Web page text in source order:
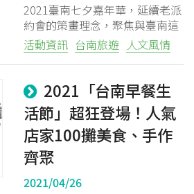
2021臺南七夕嘉年華，延續老派
約會的策畫理念，聚焦與臺南這
座城市約會的概念，從認識時代
的記憶、情感的軌跡，與民眾一
起體驗70-90年代的老派浪漫記
憶軌跡，以感性的視角漫游城
市，一同重返昭和時代的台南，
與這座城市談情、說愛！
活動資訊 台南旅遊 人文風情
2021「台南早餐生
活節」超狂登場！人氣
店家100攤美食、手作
齊聚
2021/04/26